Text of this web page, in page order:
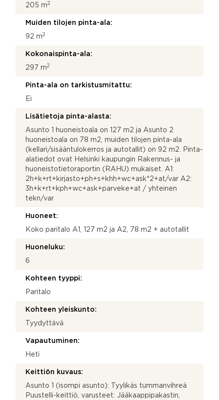
205 m2
Muiden tilojen pinta-ala:
92 m2
Kokonaispinta-ala:
297 m2
Pinta-ala on tarkistusmitattu:
Ei
Lisätietoja pinta-alasta:
Asunto 1 huoneistoala on 127 m2 ja Asunto 2
huoneistoala on 78 m2, muiden tilojen pinta-ala
(kellari/sisääntulokerros ja autotallit) on 92 m2. Pinta-
alatiedot ovat Helsinki kaupungin Rakennus- ja
huoneistotietoraportin (RAHU) mukaiset. A1:
2h+k+rt+kirjasto+ph+s+khh+wc+ask*2+at/var A2:
3h+k+rt+kph+wc+ask+parveke+at / yhteinen
tekn/var
Huoneet:
Koko paritalo A1, 127 m2 ja A2, 78 m2 + autotallit
Huoneluku:
6
Kohteen tyyppi:
Paritalo
Kohteen yleiskunto:
Tyydyttävä
Vapautuminen:
Heti
Keittiön kuvaus:
Asunto 1 (isompi asunto): Tyylikäs tummanvihreä
Puustelli-keittiö, varusteet: Jääkaappipakastin,